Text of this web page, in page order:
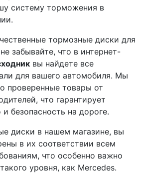
систему торможения в
тормозные диски для
забывайте, что в интернет-
вы найдете все
для вашего автомобиля. Мы
проверенные товары от
что гарантирует
безопасность на дороге.
диски в нашем магазине, вы
в их соответствии всем
что особенно важно
уровня, как Mercedes.